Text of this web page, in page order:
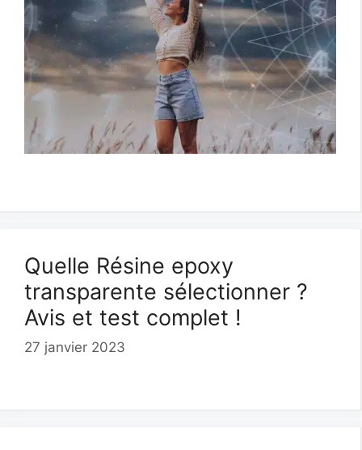
Quelle Résine epoxy
transparente sélectionner ?
Avis et test complet !
27 janvier 2023